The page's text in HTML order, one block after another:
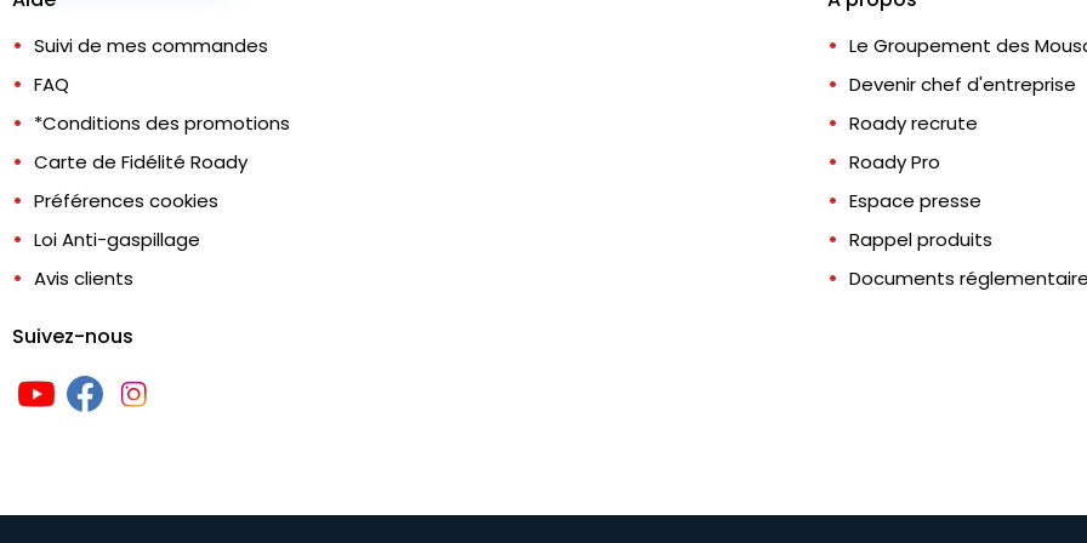
Suivi de mes commandes
FAQ
*Conditions des promotions
Carte de Fidélité Roady
Préférences cookies
Loi Anti-gaspillage
Avis clients
Le Groupement des
Devenir chef d'entreprise
Roady recrute
Roady Pro
Espace presse
Rappel produits
Documents
Suivez-nous